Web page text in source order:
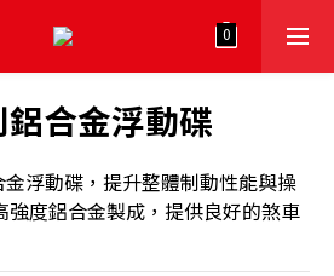
鋁合金浮動碟
金浮動碟，提升整體制動性能與操
強度鋁合金製成，提供良好的煞車